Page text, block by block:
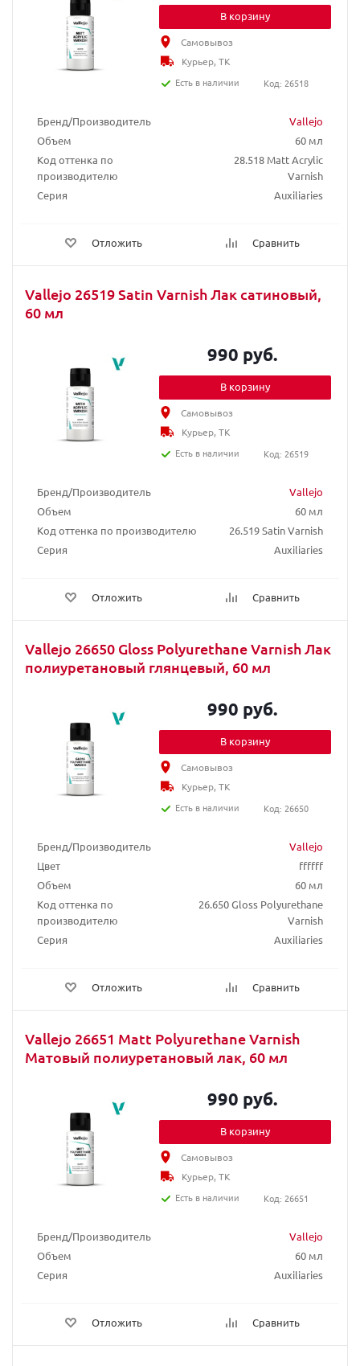
Бренд/Производитель
Vallejo
Объем
60 мл
Код оттенка по
производителю
28.518 Matt Acrylic
Varnish
Серия
Auxiliaries
Отложить Сравнить
В корзину
Самовывоз
Курьер, ТК
Есть в наличии
Код: 26518
Vallejo 26519 Satin Varnish Лак сатиновый,
60 мл
Бренд/Производитель
Vallejo
Объем
60 мл
Код оттенка по производителю
26.519 Satin Varnish
Серия
Auxiliaries
Отложить Сравнить
990 руб.
В корзину
Самовывоз
Курьер, ТК
Есть в наличии
Код: 26519
Vallejo 26650 Gloss Polyurethane Varnish Лак
полиуретановый глянцевый, 60 мл
Бренд/Производитель
Vallejo
Цвет
ffffff
Объем
60 мл
Код оттенка по
производителю
26.650 Gloss Polyurethane
Varnish
Серия
Auxiliaries
Отложить Сравнить
990 руб.
В корзину
Самовывоз
Курьер, ТК
Есть в наличии
Код: 26650
Vallejo 26651 Matt Polyurethane Varnish
Матовый полиуретановый лак, 60 мл
Бренд/Производитель
Vallejo
Объем
60 мл
Серия
Auxiliaries
Отложить Сравнить
990 руб.
В корзину
Самовывоз
Курьер, ТК
Есть в наличии
Код: 26651